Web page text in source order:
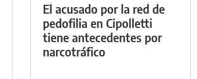
El acusado por la red de
pedofilia en Cipolletti
tiene antecedentes por
narcotráfico